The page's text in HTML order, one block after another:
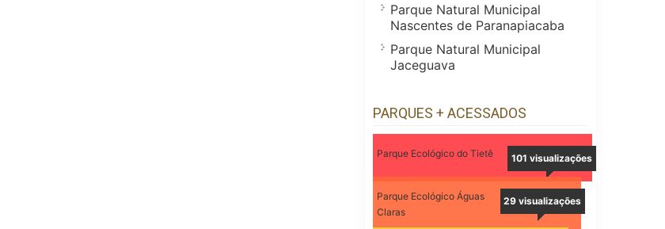
Parque Natural Municipal
Nascentes de Paranapiacaba
Parque Natural Municipal
Jaceguava
PARQUES + ACESSADOS
101 visualizações
Parque Ecológico do Tietê
29 visualizações
Parque Ecológico Águas
Claras